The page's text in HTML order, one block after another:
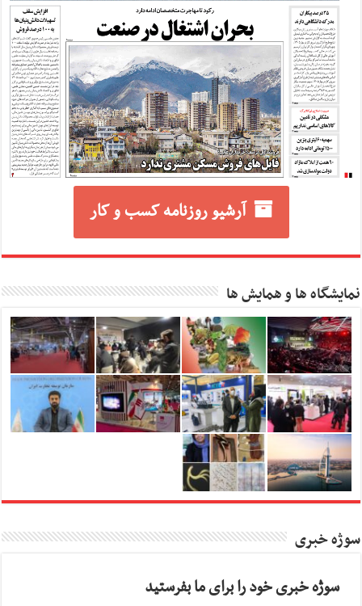
آرشیو روزنامه کسب و کار
نمایشگاه ها و همایش ها
سوژه خبری
سوژه خبری خود را برای ما بفرستید